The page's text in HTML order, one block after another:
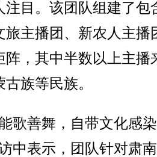
注目。该团队组建了包
旅主播团、新农人主播
阵，其中半数以上主播
族等民族。
善舞，自带文化感染
中表示，团队针对肃